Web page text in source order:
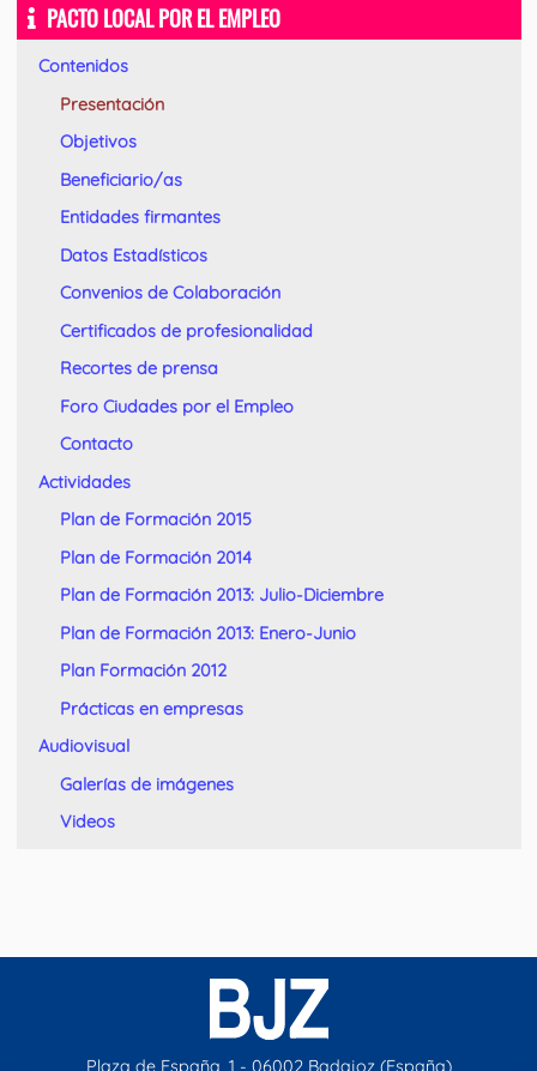
PACTO LOCAL POR EL EMPLEO
Contenidos
Presentación
Objetivos
Beneficiario/as
Entidades firmantes
Datos Estadísticos
Convenios de Colaboración
Certificados de profesionalidad
Recortes de prensa
Foro Ciudades por el Empleo
Contacto
Actividades
Plan de Formación 2015
Plan de Formación 2014
Plan de Formación 2013: Julio-Diciembre
Plan de Formación 2013: Enero-Junio
Plan Formación 2012
Prácticas en empresas
Audiovisual
Galerías de imágenes
Videos
Plaza de España, 1 - 06002 Badajoz (España)